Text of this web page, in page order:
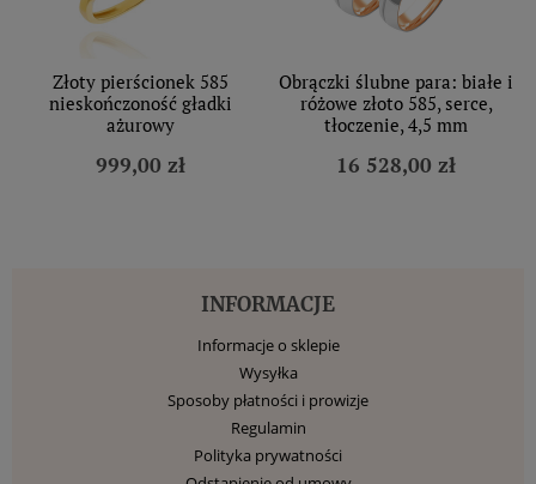
Złoty pierścionek 585
nieskończoność gładki
ażurowy
999,00 zł
Obrączki ślubne para: białe i
różowe złoto 585, serce,
tłoczenie, 4,5 mm
16 528,00 zł
INFORMACJE
Informacje o sklepie
Wysyłka
Sposoby płatności i prowizje
Regulamin
Polityka prywatności